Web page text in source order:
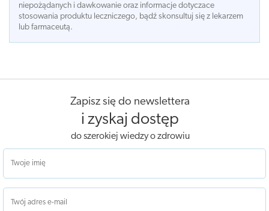
niepożądanych i dawkowanie oraz informacje dotyczace
stosowania produktu leczniczego, bądź skonsultuj się z lekarzem
lub farmaceutą.
Zapisz się do newslettera
i zyskaj dostęp
do szerokiej wiedzy o zdrowiu